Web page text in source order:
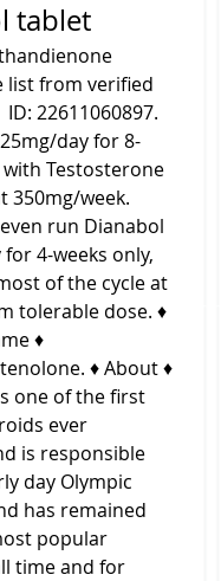
tablet
list from verified
22611060897.
day for 8-
Testosterone
350mg/week.
run Dianabol
4-weeks only,
of the cycle at
tolerable dose. ♦
♦
♦ About ♦
one of the first
ever
is responsible
day Olympic
has remained
popular
time and for